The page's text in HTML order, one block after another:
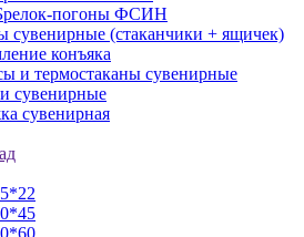
погоны ФСИН
сувенирные (стаканчики + ящичек)
конъяка
и термостаканы сувенирные
сувенирные
сувенирная